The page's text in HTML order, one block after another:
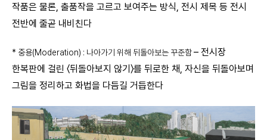
작품은 물론, 출품작을 고르고 보여주는 방식, 전시 제목 등 전시
전반에 줄곧 내비친다
* 중용(Moderation) : 나아가기 위해 뒤돌아보는 꾸준함– 전시장
한복판에 걸린 〈뒤돌아보지 않기〉를 뒤로한 채, 자신을 뒤돌아보며
그림을 정리하고 화법을 다듬길 거듭한다